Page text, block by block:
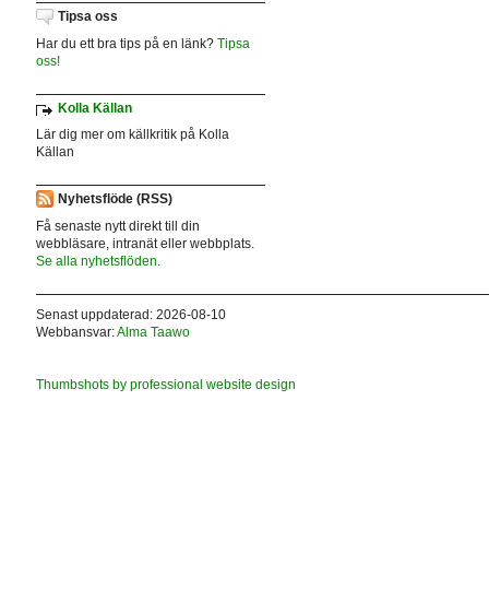
Tipsa oss
Har du ett bra tips på en länk? Tipsa
oss!
Kolla Källan
Lär dig mer om källkritik på Kolla
Källan
Nyhetsflöde (RSS)
Få senaste nytt direkt till din
webbläsare, intranät eller webbplats.
Se alla nyhetsflöden.
Senast uppdaterad: 2026-08-10
Webbansvar:Alma Taawo
Thumbshots by professional website design